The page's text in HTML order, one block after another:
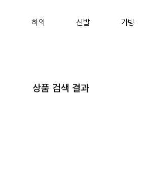
하의 신발 가방
상품 검색 결과